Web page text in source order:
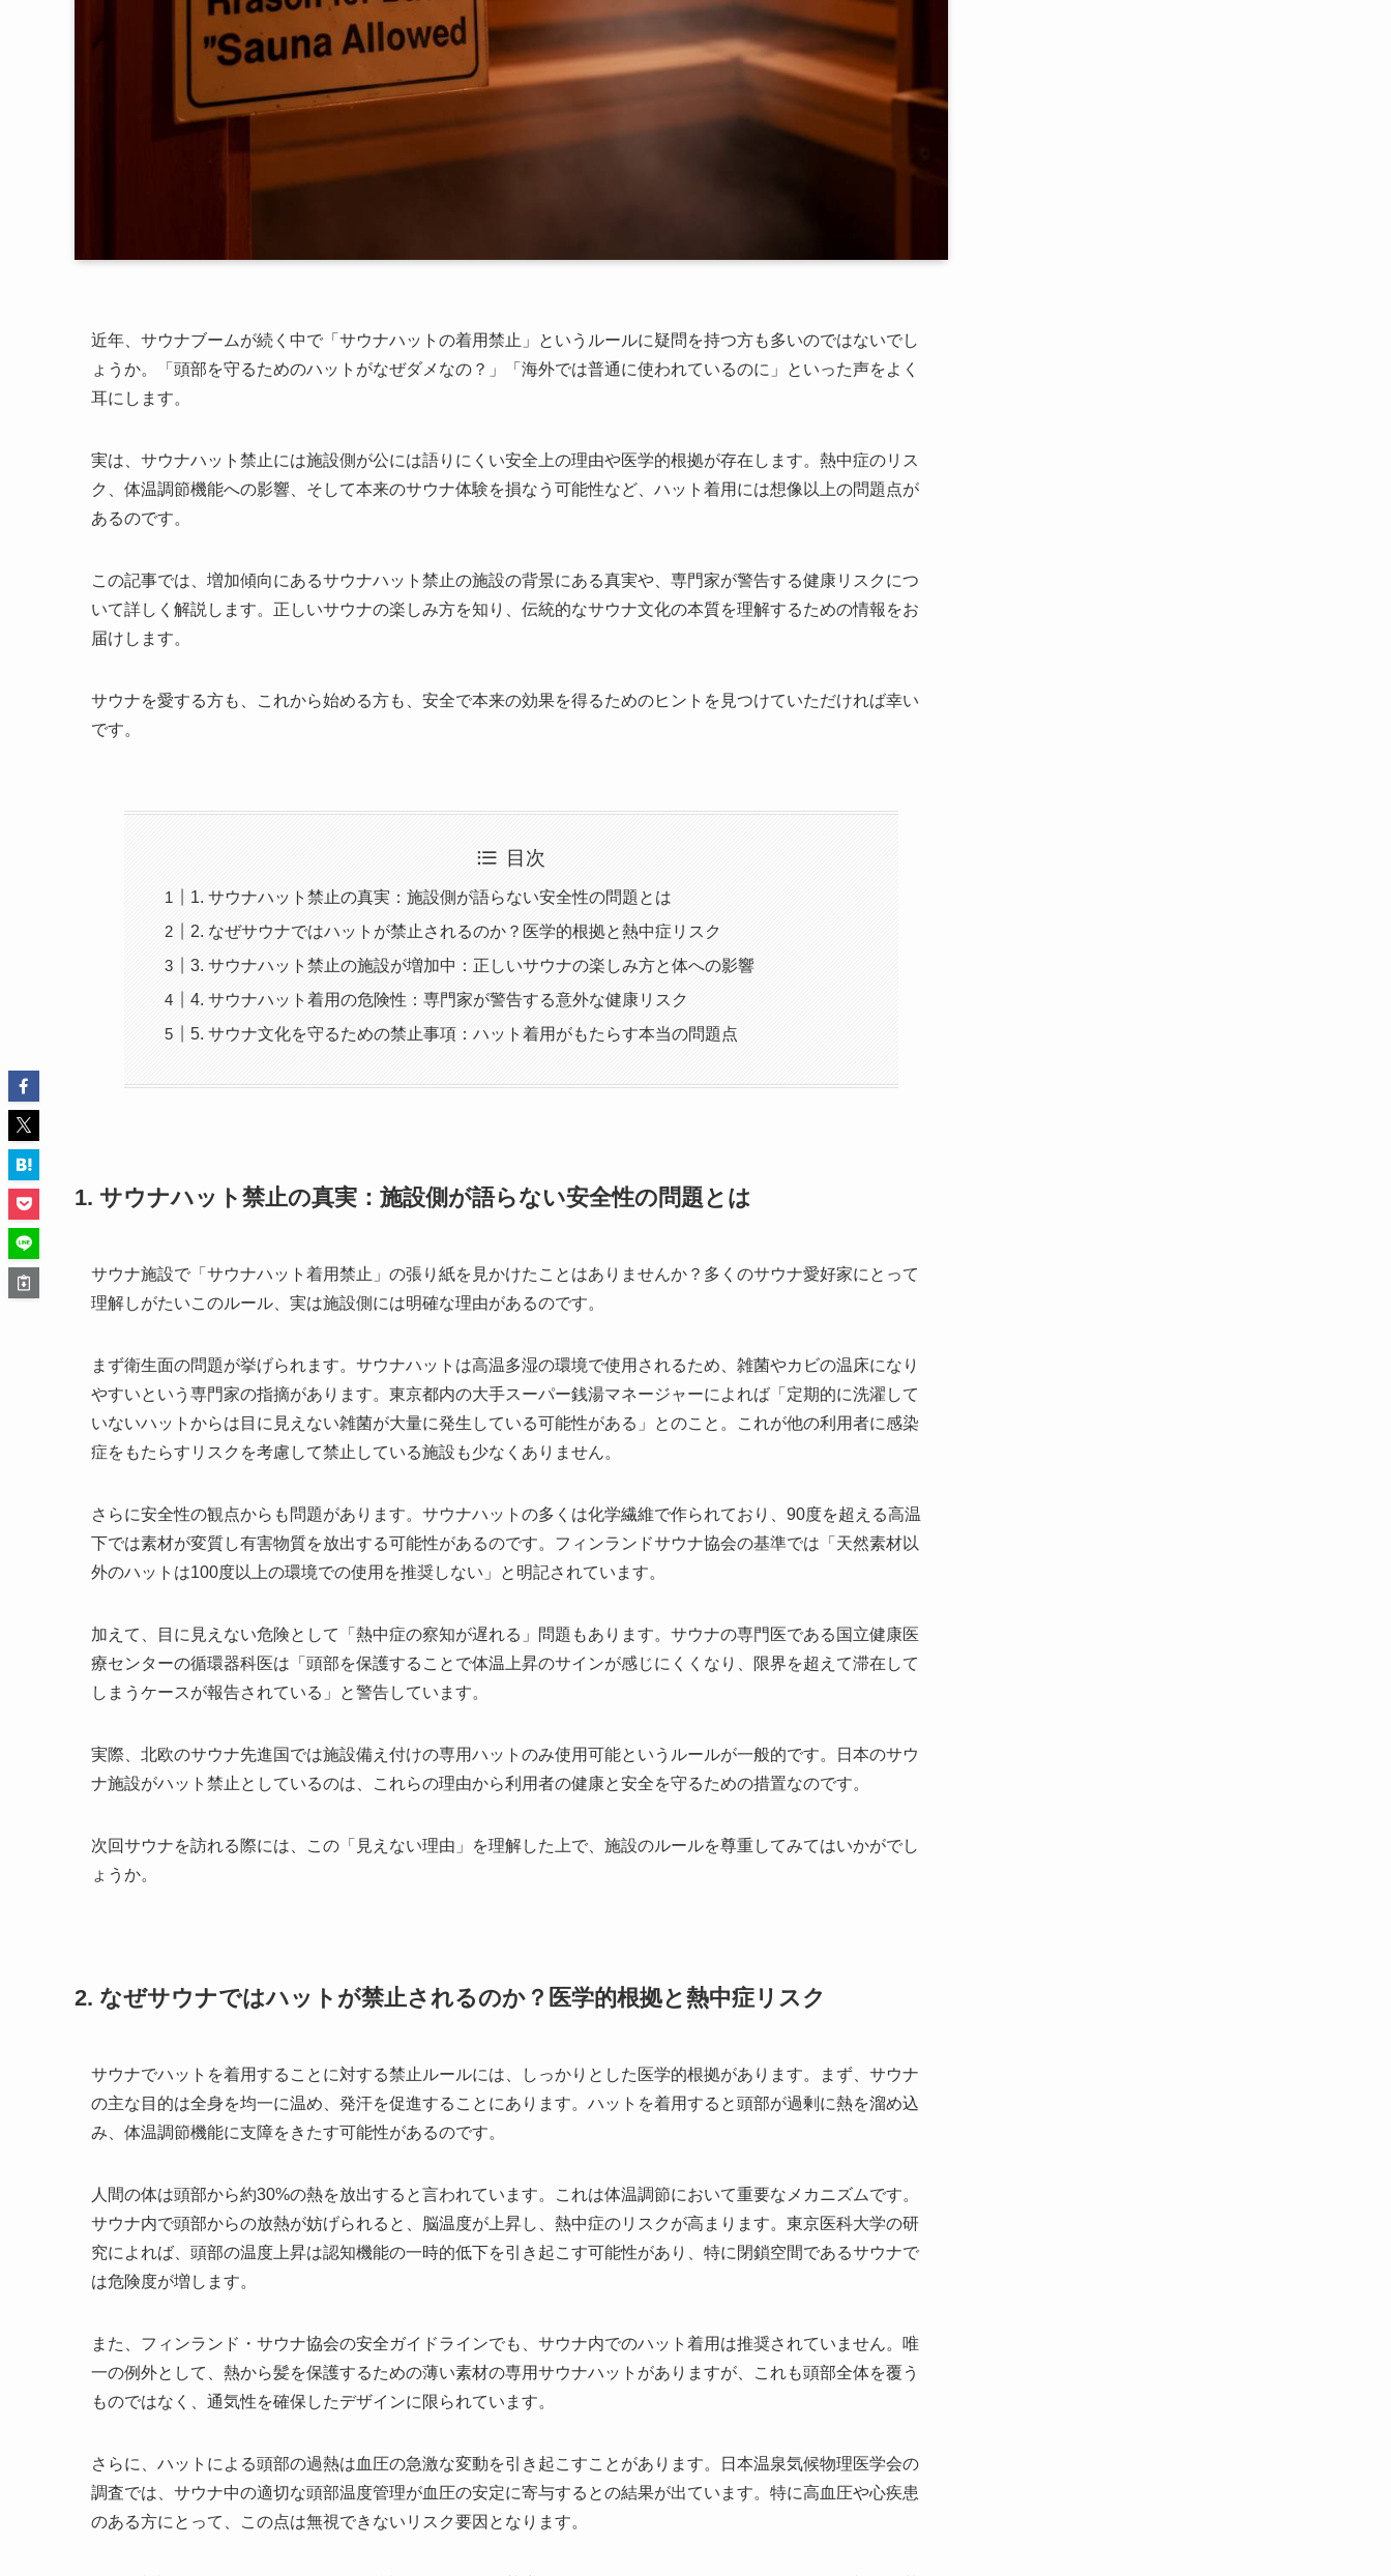
近年、サウナブームが続く中で「サウナハットの着用禁止」というルールに疑問を持つ方も多いのではないでし
ょうか。「頭部を守るためのハットがなぜダメなの？」「海外では普通に使われているのに」といった声をよく
耳にします。
実は、サウナハット禁止には施設側が公には語りにくい安全上の理由や医学的根拠が存在します。熱中症のリス
ク、体温調節機能への影響、そして本来のサウナ体験を損なう可能性など、ハット着用には想像以上の問題点が
あるのです。
この記事では、増加傾向にあるサウナハット禁止の施設の背景にある真実や、専門家が警告する健康リスクにつ
いて詳しく解説します。正しいサウナの楽しみ方を知り、伝統的なサウナ文化の本質を理解するための情報をお
届けします。
サウナを愛する方も、これから始める方も、安全で本来の効果を得るためのヒントを見つけていただければ幸い
です。
目次
1. サウナハット禁止の真実：施設側が語らない安全性の問題とは
2. なぜサウナではハットが禁止されるのか？医学的根拠と熱中症リスク
3. サウナハット禁止の施設が増加中：正しいサウナの楽しみ方と体への影響
4. サウナハット着用の危険性：専門家が警告する意外な健康リスク
5. サウナ文化を守るための禁止事項：ハット着用がもたらす本当の問題点
1. サウナハット禁止の真実：施設側が語らない安全性の問題とは
サウナ施設で「サウナハット着用禁止」の張り紙を見かけたことはありませんか？多くのサウナ愛好家にとって
理解しがたいこのルール、実は施設側には明確な理由があるのです。
まず衛生面の問題が挙げられます。サウナハットは高温多湿の環境で使用されるため、雑菌やカビの温床になり
やすいという専門家の指摘があります。東京都内の大手スーパー銭湯マネージャーによれば「定期的に洗濯して
いないハットからは目に見えない雑菌が大量に発生している可能性がある」とのこと。これが他の利用者に感染
症をもたらすリスクを考慮して禁止している施設も少なくありません。
さらに安全性の観点からも問題があります。サウナハットの多くは化学繊維で作られており、90度を超える高温
下では素材が変質し有害物質を放出する可能性があるのです。フィンランドサウナ協会の基準では「天然素材以
外のハットは100度以上の環境での使用を推奨しない」と明記されています。
加えて、目に見えない危険として「熱中症の察知が遅れる」問題もあります。サウナの専門医である国立健康医
療センターの循環器科医は「頭部を保護することで体温上昇のサインが感じにくくなり、限界を超えて滞在して
しまうケースが報告されている」と警告しています。
実際、北欧のサウナ先進国では施設備え付けの専用ハットのみ使用可能というルールが一般的です。日本のサウ
ナ施設がハット禁止としているのは、これらの理由から利用者の健康と安全を守るための措置なのです。
次回サウナを訪れる際には、この「見えない理由」を理解した上で、施設のルールを尊重してみてはいかがでし
ょうか。
2. なぜサウナではハットが禁止されるのか？医学的根拠と熱中症リスク
サウナでハットを着用することに対する禁止ルールには、しっかりとした医学的根拠があります。まず、サウナ
の主な目的は全身を均一に温め、発汗を促進することにあります。ハットを着用すると頭部が過剰に熱を溜め込
み、体温調節機能に支障をきたす可能性があるのです。
人間の体は頭部から約30%の熱を放出すると言われています。これは体温調節において重要なメカニズムです。
サウナ内で頭部からの放熱が妨げられると、脳温度が上昇し、熱中症のリスクが高まります。東京医科大学の研
究によれば、頭部の温度上昇は認知機能の一時的低下を引き起こす可能性があり、特に閉鎖空間であるサウナで
は危険度が増します。
また、フィンランド・サウナ協会の安全ガイドラインでも、サウナ内でのハット着用は推奨されていません。唯
一の例外として、熱から髪を保護するための薄い素材の専用サウナハットがありますが、これも頭部全体を覆う
ものではなく、通気性を確保したデザインに限られています。
さらに、ハットによる頭部の過熱は血圧の急激な変動を引き起こすことがあります。日本温泉気候物理医学会の
調査では、サウナ中の適切な頭部温度管理が血圧の安定に寄与するとの結果が出ています。特に高血圧や心疾患
のある方にとって、この点は無視できないリスク要因となります。